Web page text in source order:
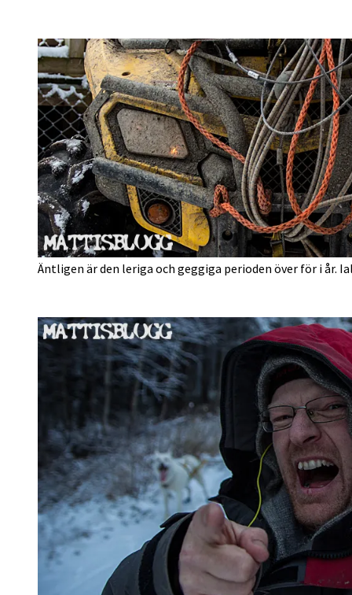
Äntligen är den leriga och geggiga perioden över för i år.